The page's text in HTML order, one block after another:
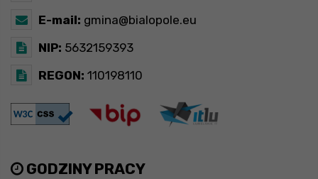
E-mail: gmina@bialopole.eu
NIP: 5632159393
REGON: 110198110
GODZINY PRACY